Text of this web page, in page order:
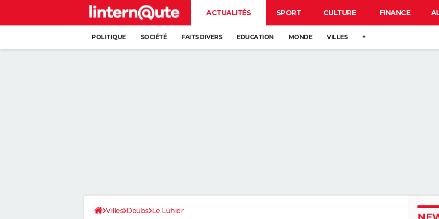
ACTUALITÉS SPORT CULTURE FINANCE
POLITIQUE SOCIÉTÉ FAITS DIVERS EDUCATION MONDE VILLES +
Villes Doubs Le Luhier